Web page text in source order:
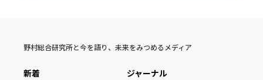
野村総合研究所と今を語り、未来をみつめるメディア
新着 ジャーナル